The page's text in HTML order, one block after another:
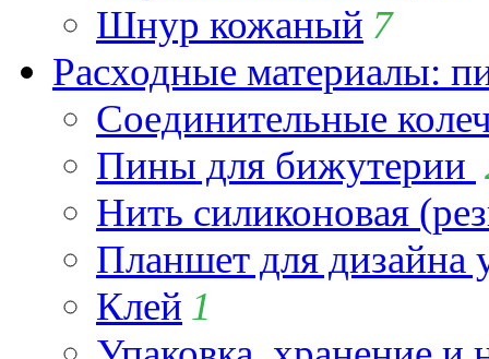
Шнур кожаный 7
Расходные материалы:
Соединительные
Пины для бижутерии
Нить силиконовая
Планшет для
Клей 1